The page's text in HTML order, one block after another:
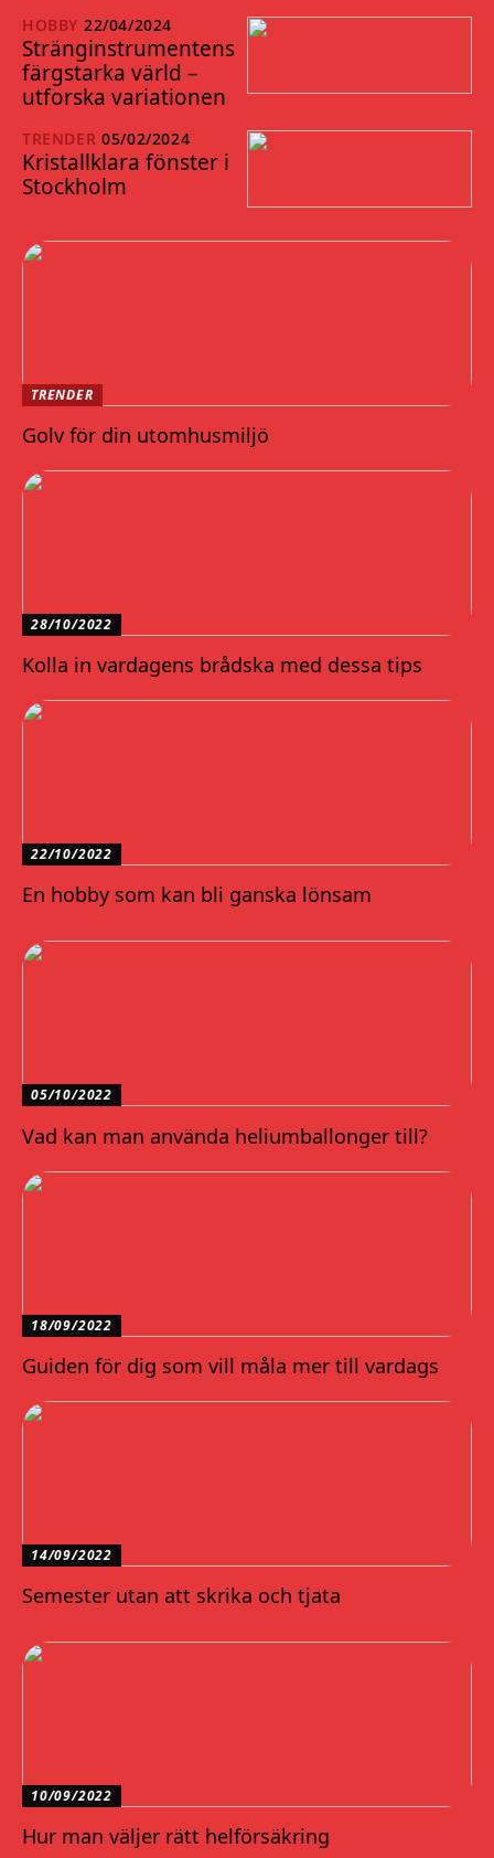
HOBBY 22/04/2024
Stränginstrumentens
färgstarka värld –
utforska variationen
TRENDER 05/02/2024
Kristallklara fönster i
Stockholm
TRENDER
Golv för din utomhusmiljö
28/10/2022
Kolla in vardagens brådska med dessa tips
22/10/2022
En hobby som kan bli ganska lönsam
05/10/2022
Vad kan man använda heliumballonger till?
18/09/2022
Guiden för dig som vill måla mer till vardags
14/09/2022
Semester utan att skrika och tjata
10/09/2022
Hur man väljer rätt helförsäkring